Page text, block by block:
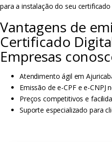
para a instalação do seu certificado
Vantagens de
Certificado
Empresas
Atendimento ágil em
Emissão de e-CPF e e-CNPJ
Preços competitivos e
Suporte especializado para